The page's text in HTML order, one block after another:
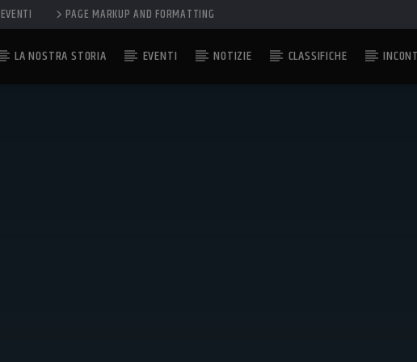
EVENTI PAGE MARKUP AND FORMATTING
LA NOSTRA STORIA EVENTI NOTIZIE CLASSIFICHE